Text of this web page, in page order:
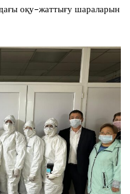
оқу-жаттығу шараларын